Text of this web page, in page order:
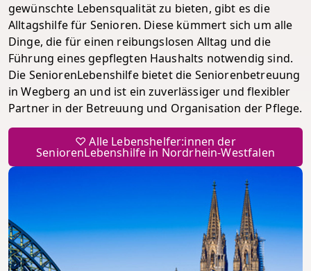
gewünschte Lebensqualität zu bieten, gibt es die
Alltagshilfe für Senioren. Diese kümmert sich um alle
Dinge, die für einen reibungslosen Alltag und die
Führung eines gepflegten Haushalts notwendig sind.
Die SeniorenLebenshilfe bietet die Seniorenbetreuung
in Wegberg an und ist ein zuverlässiger und flexibler
Partner in der Betreuung und Organisation der Pflege.
♡ Alle Lebenshelfer:innen der
SeniorenLebenshilfe in Nordrhein-Westfalen